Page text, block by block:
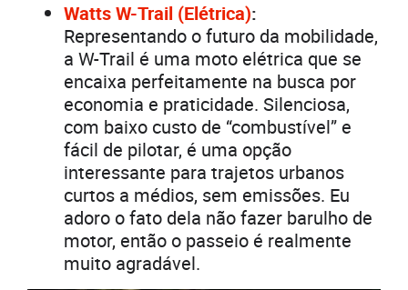
Watts W-Trail (Elétrica):
Representando o futuro da mobilidade,
a W-Trail é uma moto elétrica que se
encaixa perfeitamente na busca por
economia e praticidade. Silenciosa,
com baixo custo de “combustível” e
fácil de pilotar, é uma opção
interessante para trajetos urbanos
curtos a médios, sem emissões. Eu
adoro o fato dela não fazer barulho de
motor, então o passeio é realmente
muito agradável.